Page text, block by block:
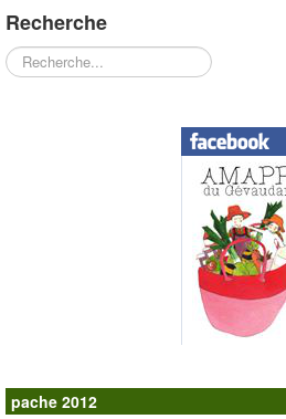
Nos paysans
Commandes
Recherche
Rechercher
pache 2012